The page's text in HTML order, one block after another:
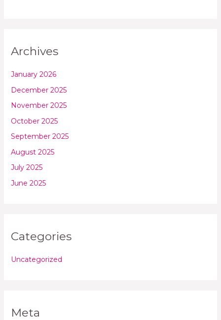
Archives
January 2026
December 2025
November 2025
October 2025
September 2025
August 2025
July 2025
June 2025
Categories
Uncategorized
Meta